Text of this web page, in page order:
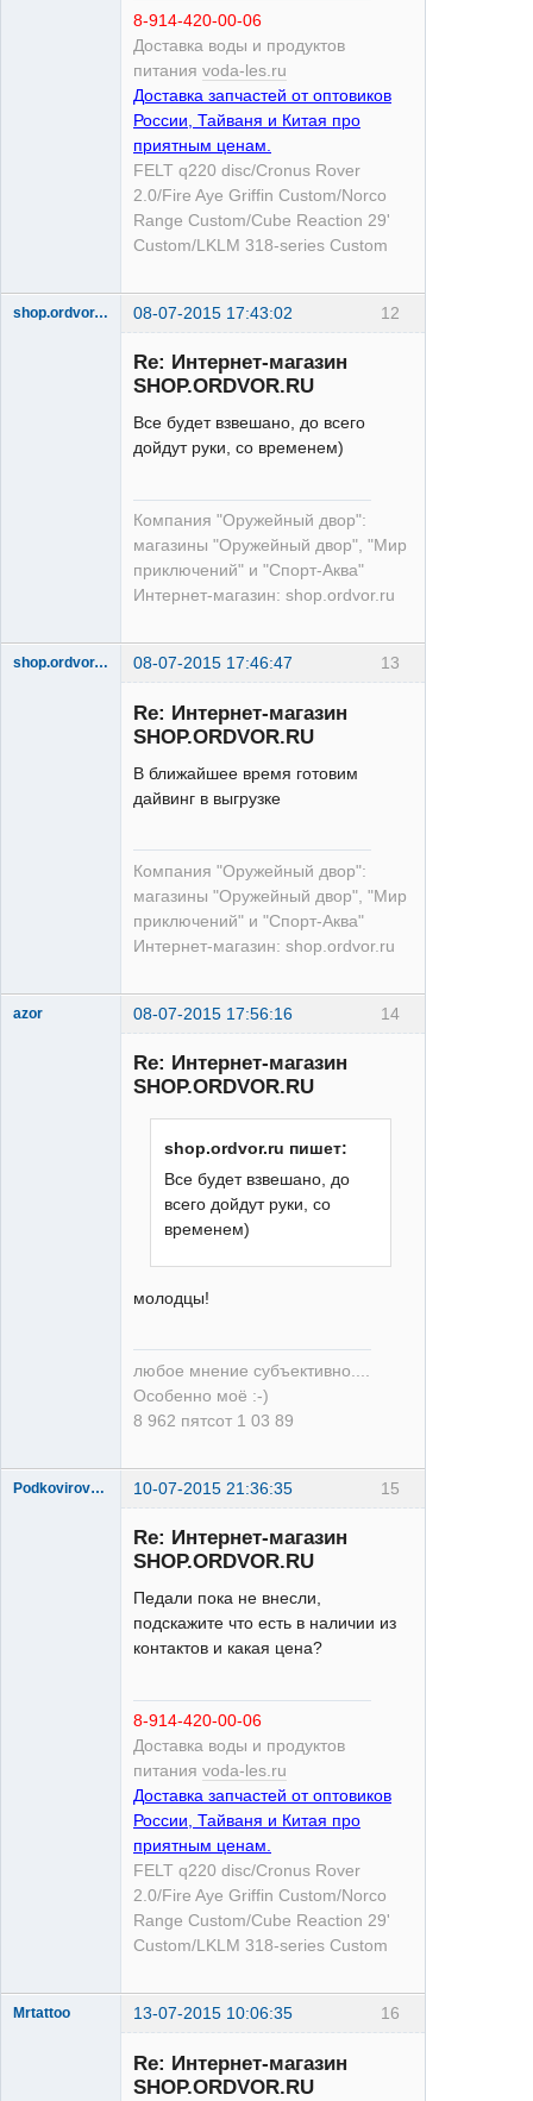
8-914-420-00-06
Доставка воды и продуктов
питания voda-les.ru
Доставка запчастей от оптовиков
России, Тайваня и Китая про
приятным ценам.
FELT q220 disc/Cronus Rover
2.0/Fire Aye Griffin Custom/Norco
Range Custom/Cube Reaction 29'
Custom/LKLM 318-series Custom
12
shop.ordvor.ru 08-07-2015 17:43:02
Re: Интернет-магазин
SHOP.ORDVOR.RU
Все будет взвешано, до всего
дойдут руки, со временем)
Компания "Оружейный двор":
магазины "Оружейный двор", "Мир
приключений" и "Спорт-Аква"
Интернет-магазин: shop.ordvor.ru
13
shop.ordvor.ru 08-07-2015 17:46:47
Re: Интернет-магазин
SHOP.ORDVOR.RU
В ближайшее время готовим
дайвинг в выгрузке
Компания "Оружейный двор":
магазины "Оружейный двор", "Мир
приключений" и "Спорт-Аква"
Интернет-магазин: shop.ordvor.ru
14
azor 08-07-2015 17:56:16
Re: Интернет-магазин
SHOP.ORDVOR.RU
shop.ordvor.ru пишет:
Все будет взвешано, до
всего дойдут руки, со
временем)
молодцы!
любое мнение субъективно....
Особенно моё :-)
8 962 пятсот 1 03 89
15
Podkovirov_Alex 10-07-2015 21:36:35
Re: Интернет-магазин
SHOP.ORDVOR.RU
Педали пока не внесли,
подскажите что есть в наличии из
контактов и какая цена?
8-914-420-00-06
Доставка воды и продуктов
питания voda-les.ru
Доставка запчастей от оптовиков
России, Тайваня и Китая про
приятным ценам.
FELT q220 disc/Cronus Rover
2.0/Fire Aye Griffin Custom/Norco
Range Custom/Cube Reaction 29'
Custom/LKLM 318-series Custom
16
Mrtattoo 13-07-2015 10:06:35
Re: Интернет-магазин
SHOP.ORDVOR.RU